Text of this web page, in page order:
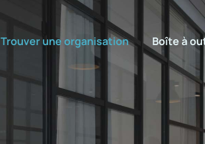
Trouver une organisation Boîte à